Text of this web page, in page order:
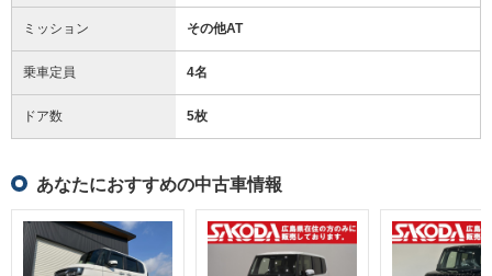
ミッション その他AT
乗車定員 4名
ドア数 5枚
あなたにおすすめの中古車情報